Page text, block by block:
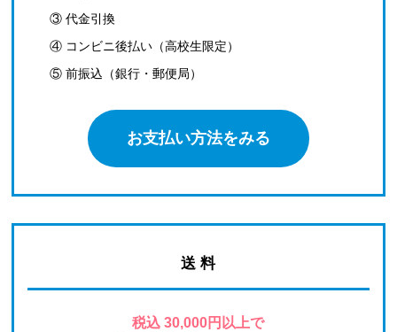
③ 代金引換
④ コンビニ後払い（高校生限定）
⑤ 前振込（銀行・郵便局）
お支払い方法をみる
送 料
税込 30,000円以上で